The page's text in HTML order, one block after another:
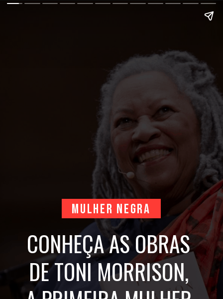
MULHER NEGRA
CONHEÇA AS OBRAS
DE TONI MORRISON,